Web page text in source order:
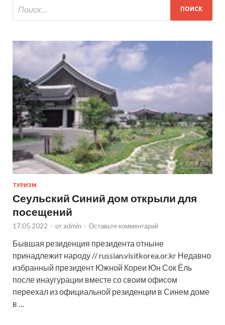
ТУРИЗМ
Сеульский Синий дом открыли для
посещений
17.05.2022 - от admin - Оставьте комментарий
Бывшая резиденция президента отныне
принадлежит народу // russian.visitkorea.or.kr Недавно
избранный президент Южной Кореи Юн Сок Ёль
после инаугурации вместе со своим офисом
переехал из официальной резиденции в Синем доме
в …